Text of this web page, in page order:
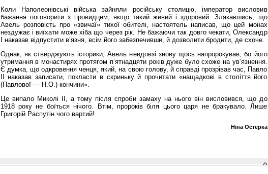
Коли Наполеонівські війська зайняли російську столицю, імператор висловив
бажання поговорити з провидцем, якщо такий живий і здоровий. Злякавшись, що
Авель розповість про «звичаї» тихої обителі, настоятель написав, що цей монах
нездужає і виїхати може хіба що через рік. Не бажаючи так довго чекати, Олександр
І наказав відпустити в’язня, всім його забезпечивши, й дозволити бродити, де схоче.
Однак, як стверджують історики, Авель невдовзі знову щось напророкував, бо його
утримання в монастирях протягом п’ятнадцяти років дуже було схоже на ув’язнення.
Є думка, що одкровення ченця, який, на свою голову, й справді прозрівав час, Павло
ІІ наказав записати, покласти в скриньку й прочитати «нащадкові в століття його
(Павлової — Н.О.) кончини».
Це випало Миколі ІІ, а тому після спроби замаху на нього він висловився, що до
1918 року не боїться нічого. Втім, пророків біля цього царя не бракувало. Лише
Григорій Распутін чого вартий!
Ніна Остерка